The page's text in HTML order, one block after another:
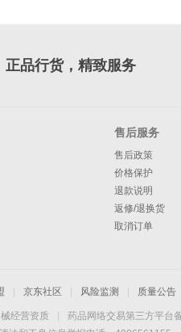
正品行货，精致服务
售后服务
售后政策
价格保护
退款说明
返修/退换货
取消订单
京东社区 风险监测 质量公告
经营资质 药品网络交易第三方平台